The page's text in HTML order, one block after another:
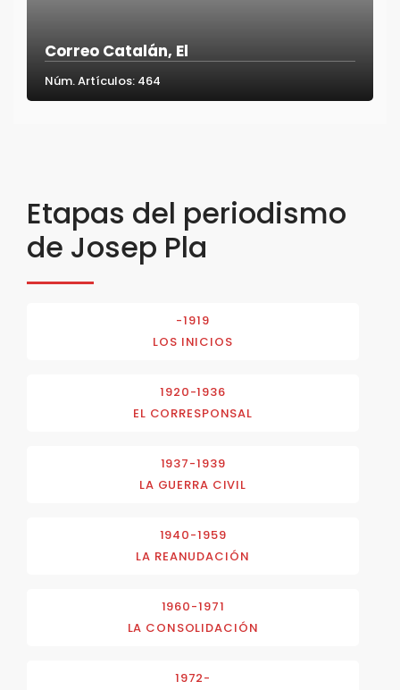
Correo Catalán, El
Núm. Artículos: 464
Etapas del periodismo
de Josep Pla
-1919
LOS INICIOS
1920-1936
EL CORRESPONSAL
1937-1939
LA GUERRA CIVIL
1940-1959
LA REANUDACIÓN
1960-1971
LA CONSOLIDACIÓN
1972-